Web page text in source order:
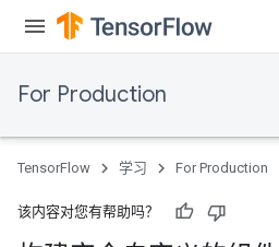
For Production
TensorFlow 学习 For Production
该内容对您有帮助吗？